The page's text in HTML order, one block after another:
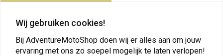
Goedkeuringen:FMVSS 116 DOT 3, FMVSS 116 DOT 4, FMVSS 116
DOT 5.1, ISO 4925 klasse 3, ISO 4925 klasse 4, ISO 4925 klasse 5.1, SAE
J 1703, SAE J 1704.
Vergelijkbare producten
Wij gebruiken cookies!
Bij AdventureMotoShop doen wij er alles aan om jouw
ervaring met ons zo soepel mogelijk te laten verlopen!